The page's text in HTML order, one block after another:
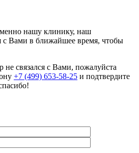
нашу клинику, наш
с Вами в ближайшее время, чтобы
не связался с Вами, пожалуйста
+7 (499) 653-58-25 и подтвердите